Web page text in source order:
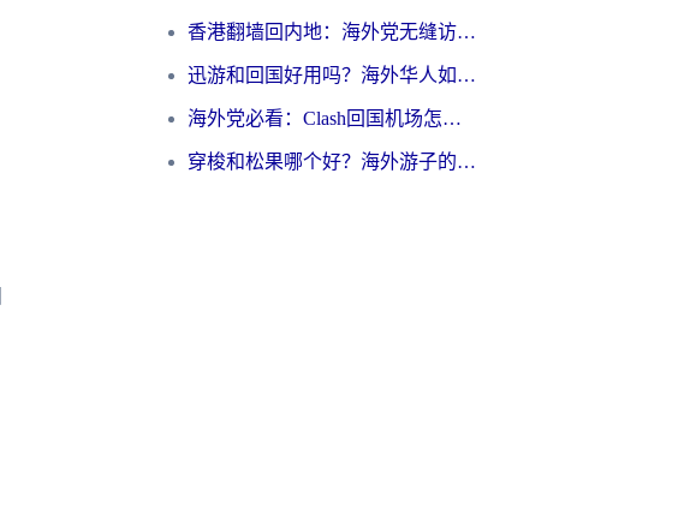
香港翻墙回内地：海外党无缝访问国内资源的加速器选择全攻略
迅游和回国好用吗？海外华人如何选择靠谱的回国加速器
海外党必看：Clash回国机场怎么选？一篇搞定无缝访问国内资源的全攻略
穿梭和松果哪个好？海外游子的数字归乡路，到底该怎么选